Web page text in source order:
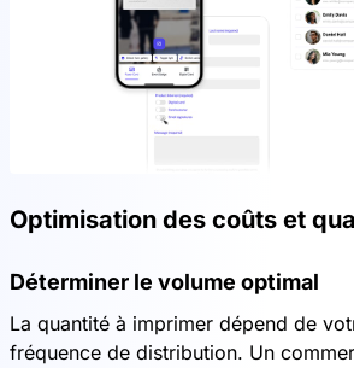
Optimisation des coûts et
Déterminer le volume optimal
La quantité à imprimer dépend de
fréquence de distribution. Un